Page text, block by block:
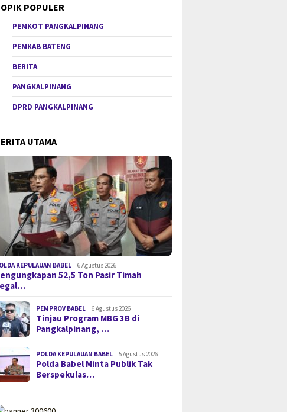
POPULER
PEMKOT PANGKALPINANG
PEMKAB BATENG
BERITA
PANGKALPINANG
DPRD PANGKALPINANG
UTAMA
KEPULAUAN BABEL 6 Agustus 2026
52,5 Ton Pasir Timah
PEMPROV BABEL 6 Agustus 2026
Tinjau Program MBG 3B di
Pangkalpinang, …
POLDA KEPULAUAN BABEL 5 Agustus 2026
Polda Babel Minta Publik Tak
Berspekulas…